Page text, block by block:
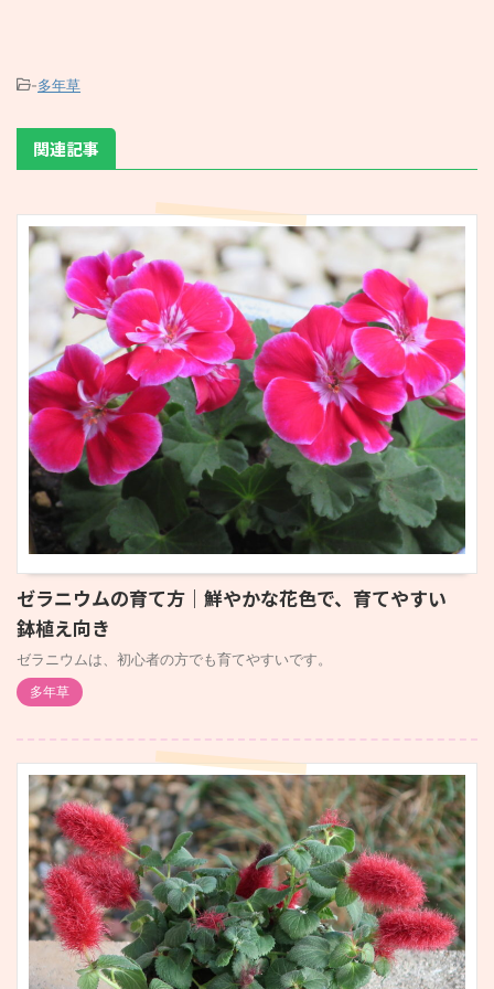
-多年草
関連記事
ゼラニウムの育て方｜鮮やかな花色で、育てやすい
鉢植え向き
ゼラニウムは、初心者の方でも育てやすいです。
多年草